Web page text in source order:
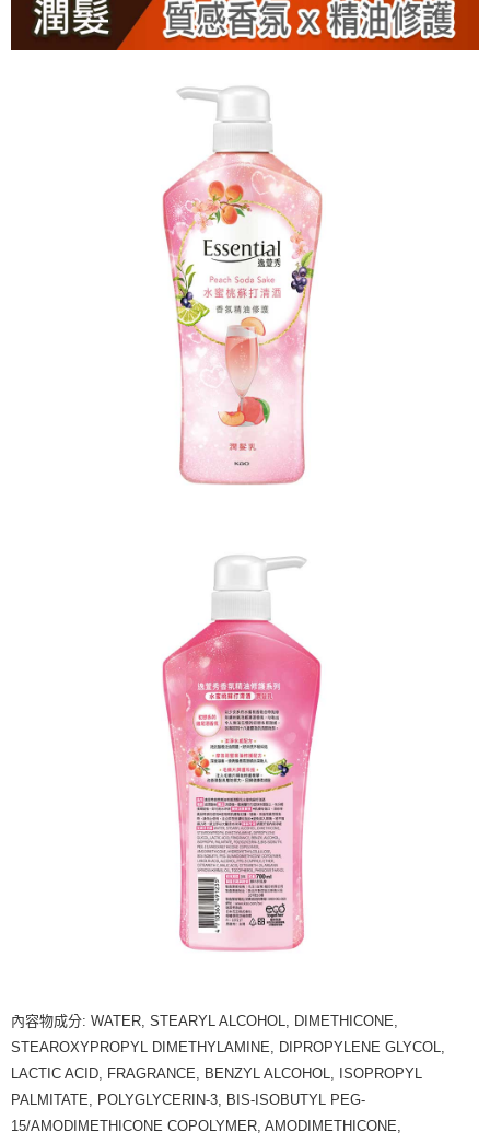
內容物成分: WATER, STEARYL ALCOHOL, DIMETHICONE,
STEAROXYPROPYL DIMETHYLAMINE, DIPROPYLENE GLYCOL,
LACTIC ACID, FRAGRANCE, BENZYL ALCOHOL, ISOPROPYL
PALMITATE, POLYGLYCERIN-3, BIS-ISOBUTYL PEG-
15/AMODIMETHICONE COPOLYMER, AMODIMETHICONE,